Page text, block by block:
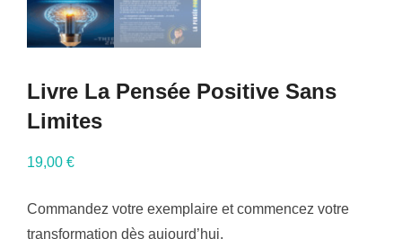
Livre La Pensée Positive Sans
Limites
19,00 €
Commandez votre exemplaire et commencez votre
transformation dès aujourd’hui.